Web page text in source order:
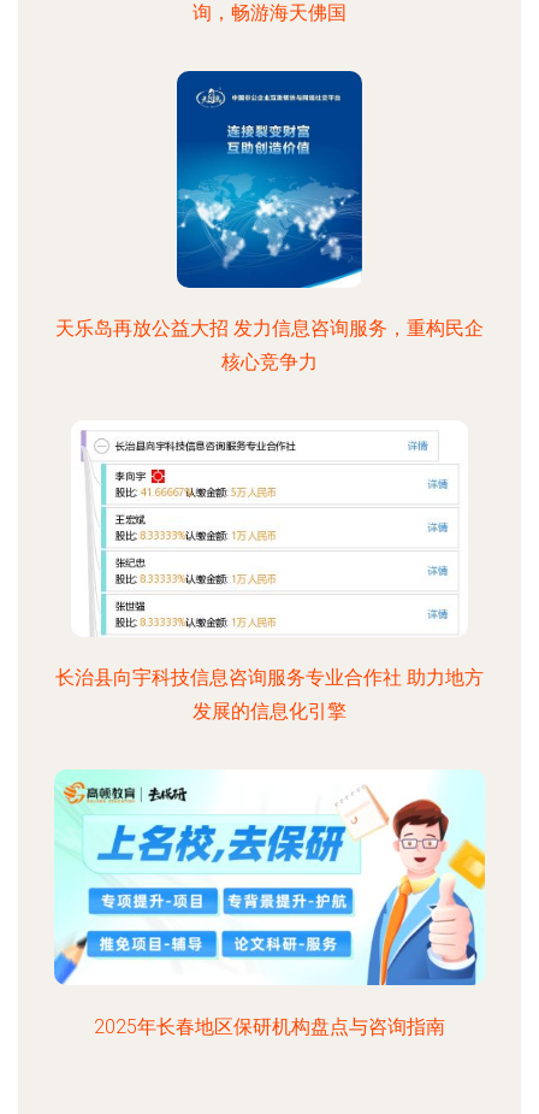
询，畅游海天佛国
天乐岛再放公益大招 发力信息咨询服务，重构民企
核心竞争力
长治县向宇科技信息咨询服务专业合作社 助力地方
发展的信息化引擎
2025年长春地区保研机构盘点与咨询指南